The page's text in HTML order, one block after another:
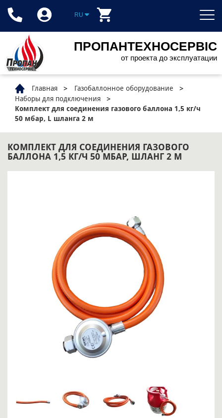
ПРОПАНТЕХНОСЕРВІС
от проекта до эксплуатации
RU
Главная
Газобаллонное оборудование
Наборы для подключения
Комплект для соединения газового баллона 1,5 кг/ч
50 мбар, L шланга 2 м
КОМПЛЕКТ ДЛЯ СОЕДИНЕНИЯ ГАЗОВОГО
БАЛЛОНА 1,5 КГ/Ч 50 МБАР, ШЛАНГ 2 М